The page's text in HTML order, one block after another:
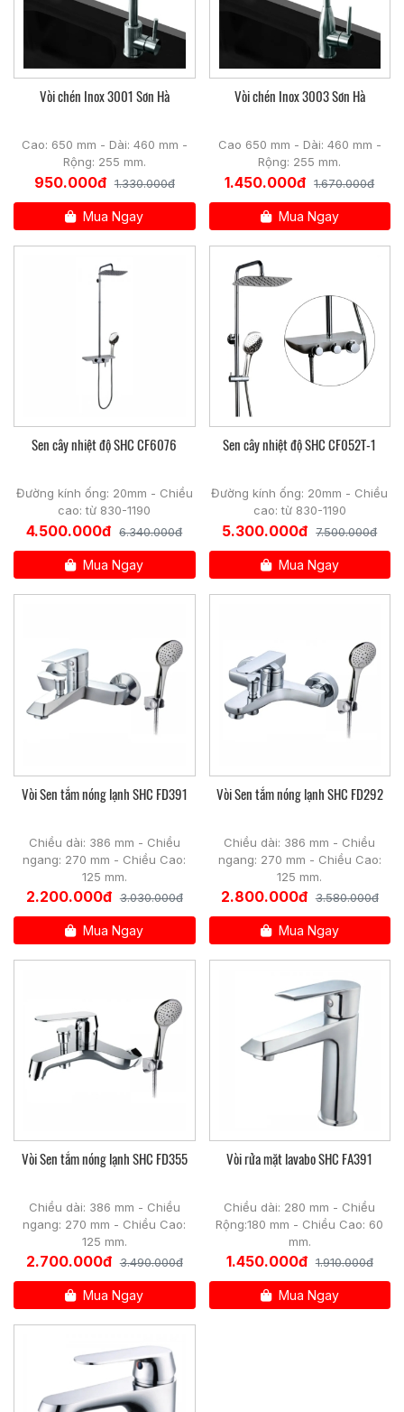
- Tỉ lệ đồng trong sản phẩm lên tới 66%, giúp sản phẩm
không bám bẩn, không gỉ, không hoen ố bong chóc.
Cấu tạo Vòi lavabo SHC FA292
Vòi chén Inox 3001 Sơn Hà
Cao: 650 mm - Dài: 460 mm -
Rộng: 255 mm.
950.000đ 1.330.000đ
Mua Ngay
Vòi chén Inox 3003 Sơn Hà
Cao 650 mm - Dài: 460 mm -
Rộng: 255 mm.
1.450.000đ 1.670.000đ
Mua Ngay
Sen cây nhiệt độ SHC CF6076
Đường kính ống: 20mm - Chiều
cao: từ 830-1190
4.500.000đ 6.340.000đ
Mua Ngay
Sen cây nhiệt độ SHC CF052T-1
Đường kính ống: 20mm - Chiều
cao: từ 830-1190
5.300.000đ 7.500.000đ
Mua Ngay
Vòi Sen tắm nóng lạnh SHC FD391
Chiều dài: 386 mm - Chiều
ngang: 270 mm - Chiều Cao:
125 mm.
2.200.000đ 3.030.000đ
Mua Ngay
Vòi Sen tắm nóng lạnh SHC FD292
Chiều dài: 386 mm - Chiều
ngang: 270 mm - Chiều Cao:
125 mm.
2.800.000đ 3.580.000đ
Mua Ngay
Vòi Sen tắm nóng lạnh SHC FD355
Chiều dài: 386 mm - Chiều
ngang: 270 mm - Chiều Cao:
125 mm.
2.700.000đ 3.490.000đ
Mua Ngay
Vòi rửa mặt lavabo SHC FA391
Chiều dài: 280 mm - Chiều
Rộng:180 mm - Chiều Cao: 60
mm.
1.450.000đ 1.910.000đ
Mua Ngay